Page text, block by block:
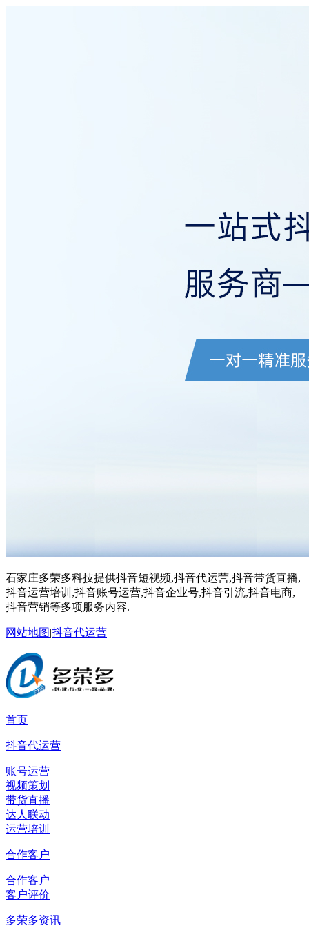
石家庄多荣多科技提供抖音短视频,抖音代运营,抖音带货直播,
抖音运营培训,抖音账号运营,抖音企业号,抖音引流,抖音电商,
抖音营销等多项服务内容.
网站地图|抖音代运营
首页
抖音代运营
账号运营
视频策划
带货直播
达人联动
运营培训
合作客户
合作客户
客户评价
多荣多资讯